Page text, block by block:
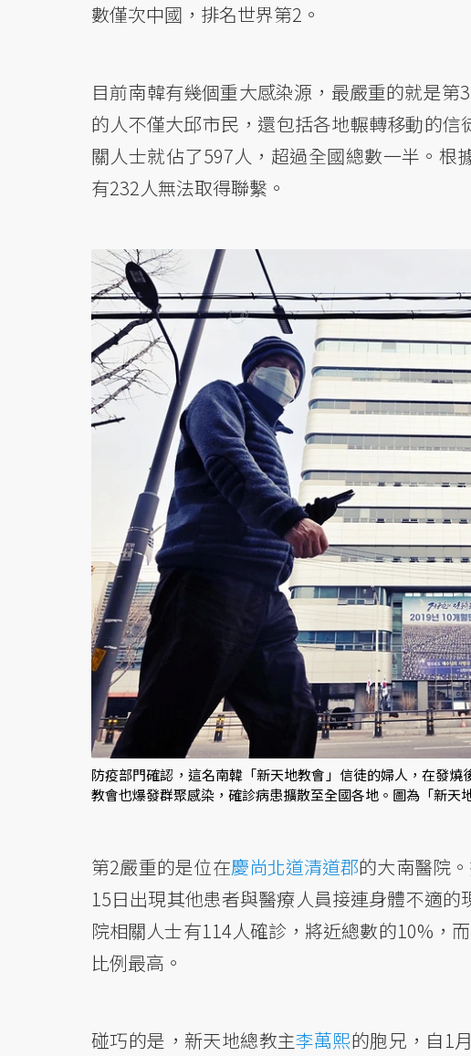
數僅次中國，排名世界第2。
目前南韓有幾個重大感染源，最嚴重的就是
的人不僅大邱市民，還包括各地輾轉移動的
關人士就佔了597人，超過全國總數一半。
有232人無法取得聯繫。
防疫部門確認，這名南韓「新天地教會」信徒的婦人，在發
教會也爆發群聚感染，確診病患擴散至全國各地。圖為「新天
第2嚴重的是位在慶尚北道清道郡的大南醫院
15日出現其他患者與醫療人員接連身體不適
院相關人士有114人確診，將近總數的10%，
比例最高。
碰巧的是，新天地總教主李萬熙的胞兄，自1